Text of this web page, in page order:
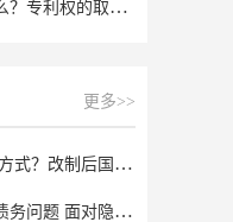
专利权的取得方式有什么？专利权的取得的手续
更多>>
企业改制的含义 有哪些方式？改制后国企员工属于什么性质？
民营企业改制中的隐形债务问题 面对隐形债务问题应该如何解决？